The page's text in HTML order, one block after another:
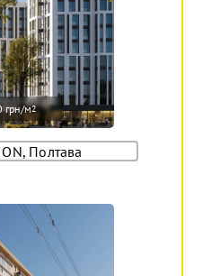
грн/м2
Полтава